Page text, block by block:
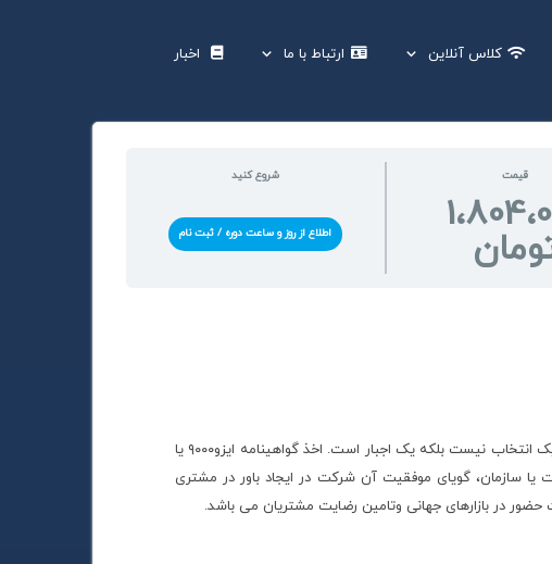
کلاس آنلاین ارتباط با ما اخبار
قیمت شروع کنید
اطلاع از روز و ساعت دوره / ثبت نام
پیاده کردن استانداردهای مدیریت کیفیت در جهان یک انتخاب نیست بلکه یک اجبار است. اخذ گواهینامه ایزو۹۰۰۰ یا
سازمان، گویای موفقیت آن شرکت در ایجاد باور در مشتری
در بازارهای جهانی وتامین رضایت مشتریان می باشد.